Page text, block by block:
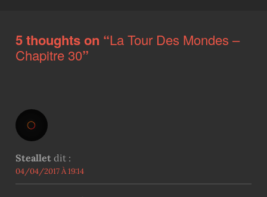
5 thoughts on “La Tour Des Mondes –
Chapitre 30”
Steallet dit :
04/04/2017 À 19:14